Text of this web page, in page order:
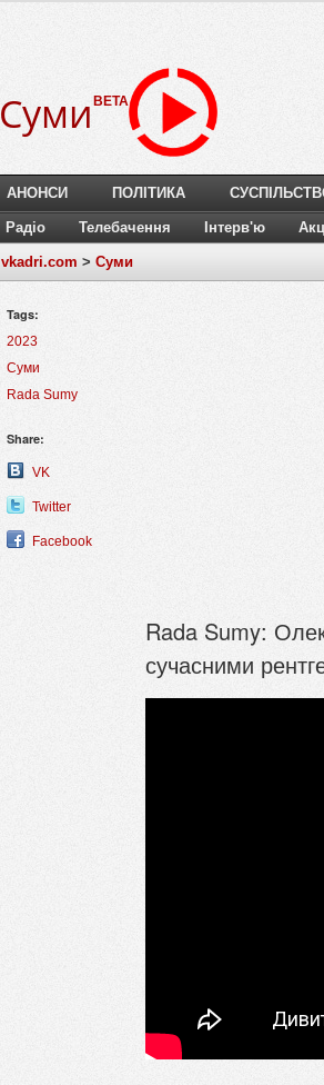
Суми BETA
АНОНСИ ПОЛІТИКА
Радіо Телебачення Інтерв'ю
vkadri.com > Суми
Tags:
2023
Суми
Rada Sumy
Share:
VK
Twitter
Facebook
Rada Sumy:
сучасними